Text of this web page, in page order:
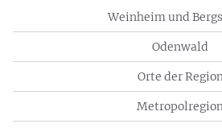
Weinheim und
Odenwald
Orte der